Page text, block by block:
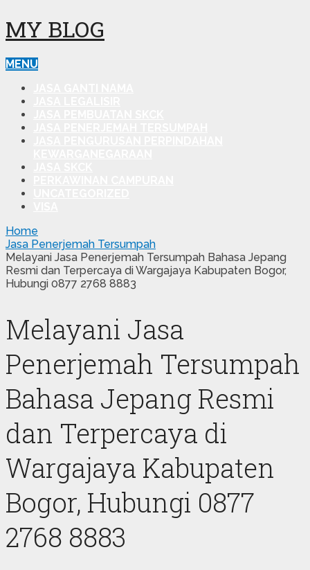
MY BLOG
MENU
Home
Jasa Penerjemah Tersumpah
Melayani Jasa Penerjemah Tersumpah Bahasa Jepang
Resmi dan Terpercaya di Wargajaya Kabupaten Bogor,
Hubungi 0877 2768 8883
Melayani Jasa
Penerjemah Tersumpah
Bahasa Jepang Resmi
dan Terpercaya di
Wargajaya Kabupaten
Bogor, Hubungi 0877
2768 8883